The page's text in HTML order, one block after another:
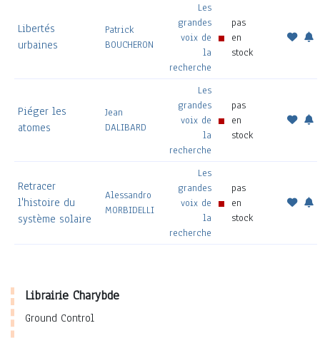
Libertés
urbaines
Patrick
BOUCHERON
Les
grandes
voix de
la
recherche
pas
en
stock
Piéger les
atomes
Jean
DALIBARD
Les
grandes
voix de
la
recherche
pas
en
stock
Retracer
l'histoire du
système solaire
Alessandro
MORBIDELLI
Les
grandes
voix de
la
recherche
pas
en
stock
Librairie Charybde
Ground Control